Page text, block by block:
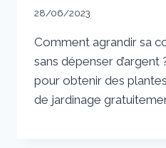
28/06/2023
Comment agrandir sa
sans dépenser
pour obtenir des
de jardinage